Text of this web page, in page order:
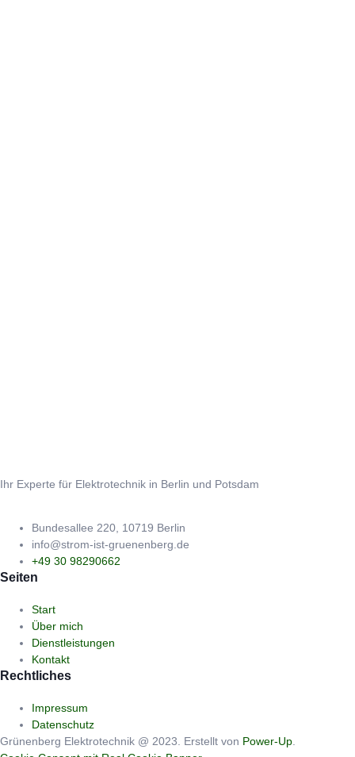
Ihr Experte für Elektrotechnik in Berlin und Potsdam
Bundesallee 220, 10719 Berlin
info@strom-ist-gruenenberg.de
+49 30 98290662
Seiten
Start
Über mich
Dienstleistungen
Kontakt
Rechtliches
Impressum
Datenschutz
Grünenberg Elektrotechnik @ 2023. Erstellt von Power-Up